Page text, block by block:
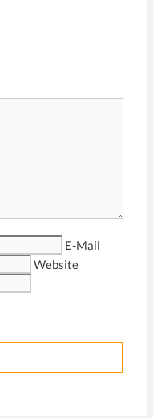
E-Mail
Website